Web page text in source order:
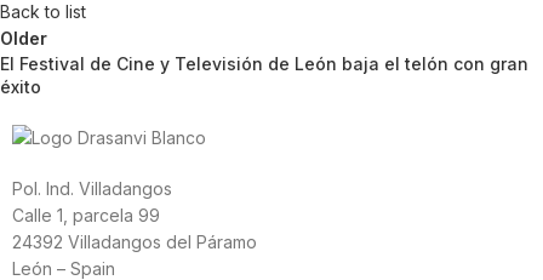
Back to list
Older
El Festival de Cine y Televisión de León baja el telón con gran
éxito
Pol. Ind. Villadangos
Calle 1, parcela 99
24392 Villadangos del Páramo
León – Spain